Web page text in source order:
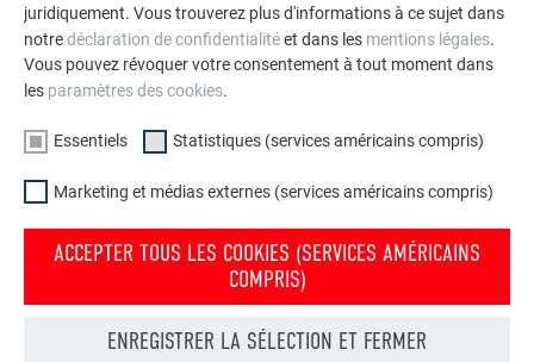
≥ 25°
Raccordement
du bac à la noue
par agrafe
simple
Remarque :
dilatation
bac et de la
Raccordement de la
noue par agrafe
juridiquement. Vous trouverez plus d'informations à ce sujet dans
notredéclaration de confidentialitéet dans les mentions légales.
Vous pouvez révoquer votre consentement à tout moment dans
les paramètres des cookies.
Essentiels Statistiques (services américains compris)
Marketing et médias externes (services américains compris)
ACCEPTER TOUS LES COOKIES (SERVICES AMÉRICAINS
COMPRIS)
ENREGISTRER LA SÉLECTION ET FERMER